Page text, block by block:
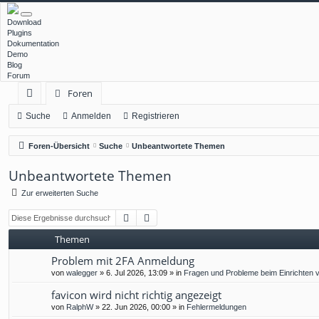
Download
Plugins
Dokumentation
Demo
Blog
Forum
ch
ne
llz
ug
f
Foren
Suche Anmelden Registrieren
Foren-Übersicht Suche Unbeantwortete Themen
Unbeantwortete Themen
Zur erweiterten Suche
Suche
Themen
Problem mit 2FA Anmeldung
von walegger » 6. Jul 2026, 13:09 » in Fragen und Probleme beim Einrichten
favicon wird nicht richtig angezeigt
von RalphW» 22. Jun 2026, 00:00 » in Fehlermeldungen